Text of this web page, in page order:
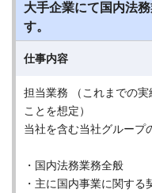
大手企業にて国内法
す。
仕事内容
担当業務 （これまでの
ことを想定）
当社を含む当社グループ
・国内法務業務全般
・主に国内事業に関する